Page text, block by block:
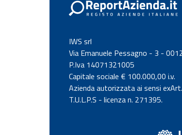
IWS srl
Via Emanuele Pessagno - 3 -
P.Iva 14071321005
Capitale sociale € 100.000,00 i.v.
Azienda autorizzata ai sensi
T.U.L.P.S - licenza n. 271395.